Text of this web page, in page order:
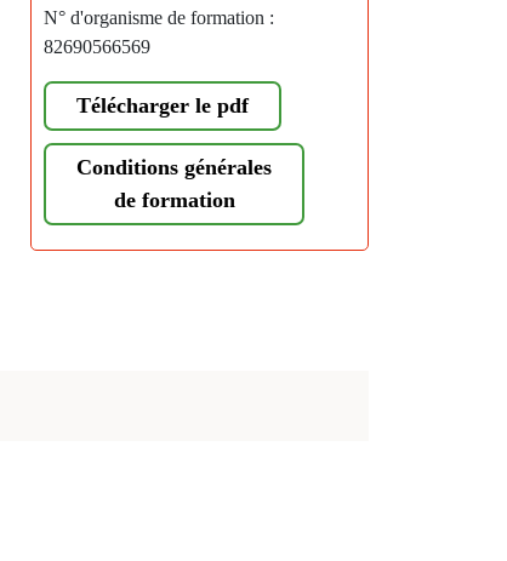
N° d'organisme de formation :
82690566569
Télécharger le pdf
Conditions générales
de formation